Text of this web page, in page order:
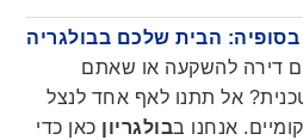
הבית שלכם בבולגריה
דירה להשקעה או שאתם
אל תתנו לאף אחד לנצל
אנחנו בבולגריון כאן כדי